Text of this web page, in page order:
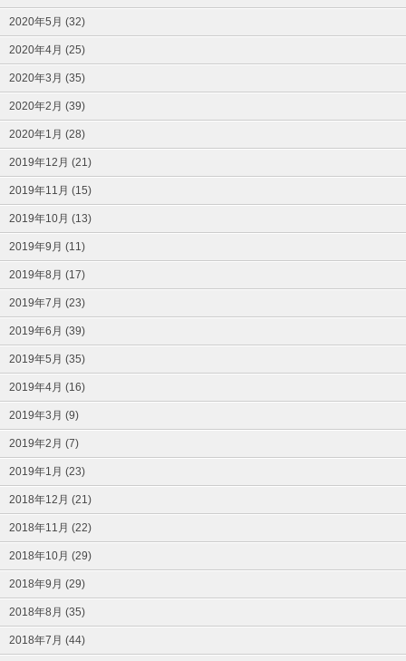
2020年5月 (32)
2020年4月 (25)
2020年3月 (35)
2020年2月 (39)
2020年1月 (28)
2019年12月 (21)
2019年11月 (15)
2019年10月 (13)
2019年9月 (11)
2019年8月 (17)
2019年7月 (23)
2019年6月 (39)
2019年5月 (35)
2019年4月 (16)
2019年3月 (9)
2019年2月 (7)
2019年1月 (23)
2018年12月 (21)
2018年11月 (22)
2018年10月 (29)
2018年9月 (29)
2018年8月 (35)
2018年7月 (44)